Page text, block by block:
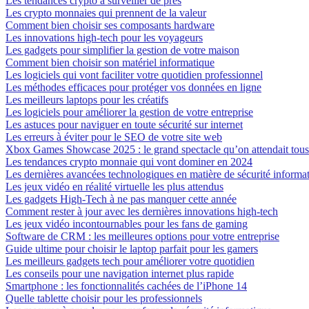
Les crypto monnaies qui prennent de la valeur
Comment bien choisir ses composants hardware
Les innovations high-tech pour les voyageurs
Les gadgets pour simplifier la gestion de votre maison
Comment bien choisir son matériel informatique
Les logiciels qui vont faciliter votre quotidien professionnel
Les méthodes efficaces pour protéger vos données en ligne
Les meilleurs laptops pour les créatifs
Les logiciels pour améliorer la gestion de votre entreprise
Les astuces pour naviguer en toute sécurité sur internet
Les erreurs à éviter pour le SEO de votre site web
Xbox Games Showcase 2025 : le grand spectacle qu’on attendait tous
Les tendances crypto monnaie qui vont dominer en 2024
Les dernières avancées technologiques en matière de sécurité
Les jeux vidéo en réalité virtuelle les plus attendus
Les gadgets High-Tech à ne pas manquer cette année
Comment rester à jour avec les dernières innovations high-tech
Les jeux vidéo incontournables pour les fans de gaming
Software de CRM : les meilleures options pour votre entreprise
Guide ultime pour choisir le laptop parfait pour les gamers
Les meilleurs gadgets tech pour améliorer votre quotidien
Les conseils pour une navigation internet plus rapide
Smartphone : les fonctionnalités cachées de l’iPhone 14
Quelle tablette choisir pour les professionnels